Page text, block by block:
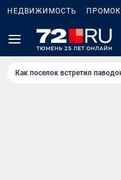
НЕДВИЖИМОСТЬ
Как поселок встретил